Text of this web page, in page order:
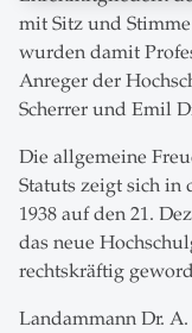
mit Sitz und
wurden damit
Anreger der
Scherrer und Emil
Die allgemeine
Statuts zeigt sich in
1938 auf den 21.
das neue
rechtskräftig
Landammann Dr.